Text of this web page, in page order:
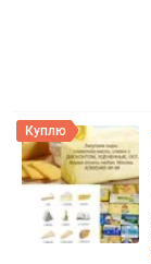
Куплю